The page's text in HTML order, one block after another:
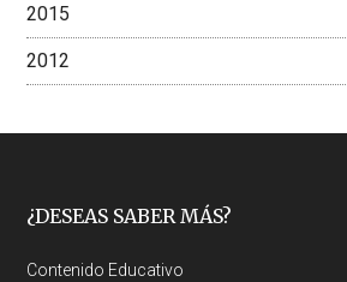
2015
2012
Footer
¿DESEAS SABER MÁS?
Contenido Educativo